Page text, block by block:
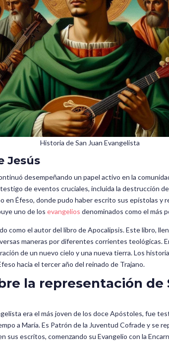
Historia de San Juan Evangelista
Jesús
desempeñando un papel activo en la
de eventos cruciales, incluida la destrucción
en Éfeso, donde pudo haber escrito sus epístolas y
uno de los evangelios denominados como el más
como el autor del libro de Apocalipsis. Este libro,
maneras por diferentes corrientes teológicas.
de un nuevo cielo y una nueva tierra. Los
hacia el tercer año del reinado de Trajano.
la representación de
era el más joven de los doce Apóstoles, fue
a María. Es Patrón de la Juventud Cofrade y se
sus escritos, comenzando su Evangelio con la